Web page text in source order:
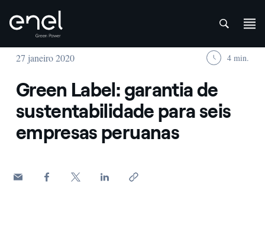
Skip to content
27 janeiro 2020 4 min.
Green Label: garantia de
sustentabilidade para seis
empresas peruanas